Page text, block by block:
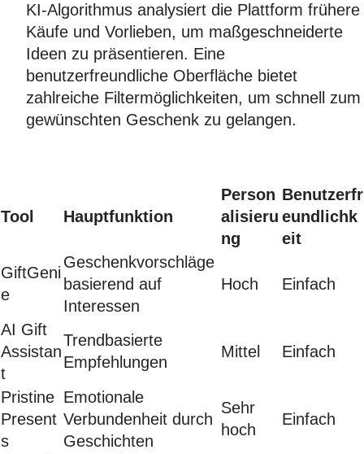
KI-Algorithmus analysiert die Plattform frühere
Käufe und Vorlieben, um maßgeschneiderte
Ideen zu präsentieren. Eine
benutzerfreundliche Oberfläche bietet
zahlreiche Filtermöglichkeiten, um schnell zum
gewünschten Geschenk zu gelangen.
Tool Hauptfunktion
Person
alisieru
ng
Benutzerfr
eundlichk
eit
GiftGeni
e
Geschenkvorschläge
basierend auf
Interessen
Hoch Einfach
AI Gift
Assistan
t
Trendbasierte
Empfehlungen
Mittel Einfach
Pristine
Present
s
Emotionale
Verbundenheit durch
Geschichten
Sehr
hoch
Einfach